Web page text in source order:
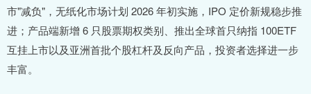
市"减负"，无纸化市场计划 2026 年初实施，IPO 定价新规稳步推
进；产品端新增 6 只股票期权类别、推出全球首只纳指 100ETF
互挂上市以及亚洲首批个股杠杆及反向产品，投资者选择进一步
丰富。